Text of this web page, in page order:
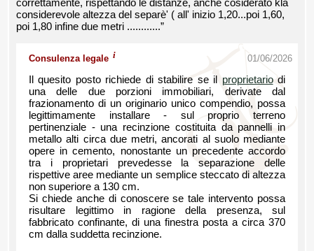
correttamente, rispettando le distanze, anche cosiderato kla
considerevole altezza del separè' ( all' inizio 1,20...poi 1,60,
poi 1,80 infine due metri ............”
Consulenza legale i 01/06/2026
Il quesito posto richiede di stabilire se il proprietariodi
una delle due porzioni immobiliari, derivate dal
frazionamento di un originario unico compendio, possa
legittimamente installare - sul proprio terreno
pertinenziale - una recinzione costituita da pannelli in
metallo alti circa due metri, ancorati al suolo mediante
opere in cemento, nonostante un precedente accordo
tra i proprietari prevedesse la separazione delle
rispettive aree mediante un semplice steccato di altezza
non superiore a 130 cm.
Si chiede anche di conoscere se tale intervento possa
risultare legittimo in ragione della presenza, sul
fabbricato confinante, di una finestra posta a circa 370
cm dalla suddetta recinzione.